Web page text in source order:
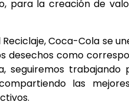
para la creación de
Coca-Cola se
desechos como
seguiremos
las